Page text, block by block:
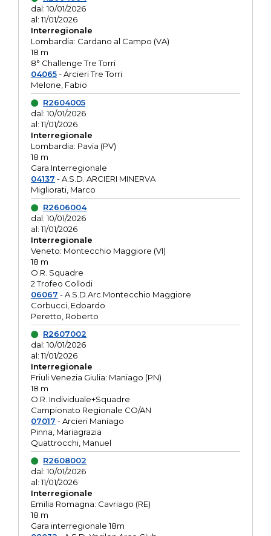
dal: 10/01/2026
al: 11/01/2026
Interregionale
Lombardia: Cardano al Campo (VA)
18 m
8° Challenge Tre Torri
04065- Arcieri Tre Torri
Melone, Fabio
R2604005
dal: 10/01/2026
al: 11/01/2026
Interregionale
Lombardia: Pavia (PV)
18 m
Gara Interregionale
04137 - A.S.D. ARCIERI MINERVA
Migliorati, Marco
R2606004
dal: 10/01/2026
al: 11/01/2026
Interregionale
Veneto: Montecchio Maggiore (VI)
18 m
O.R. Squadre
2 Trofeo Collodi
06067 - A.S.D.Arc.Montecchio Maggiore
Corbucci, Edoardo
Peretto, Roberto
R2607002
dal: 10/01/2026
al: 11/01/2026
Interregionale
Friuli Venezia Giulia: Maniago (PN)
18 m
O.R. Individuale+Squadre
Campionato Regionale CO/AN
07017 - Arcieri Maniago
Pinna, Mariagrazia
Quattrocchi, Manuel
R2608002
dal: 10/01/2026
al: 11/01/2026
Interregionale
Emilia Romagna: Cavriago (RE)
18 m
Gara interregionale 18m